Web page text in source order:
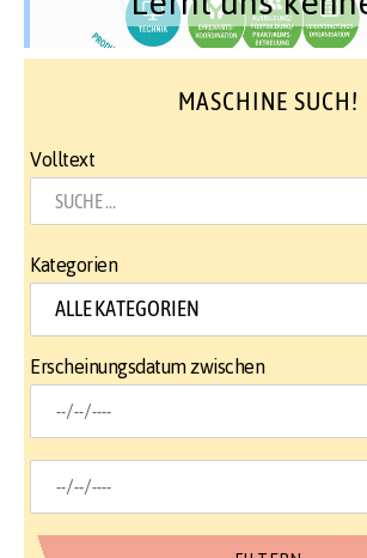
MASCHINE SUCH!
Volltext
Kategorien
Erscheinungsdatum zwischen